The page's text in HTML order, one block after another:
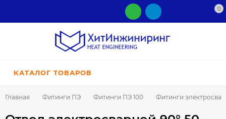
0
КАТАЛОГ ТОВАРОВ
Главная Фитинги ПЭ Фитинги ПЭ 100 Фитинги